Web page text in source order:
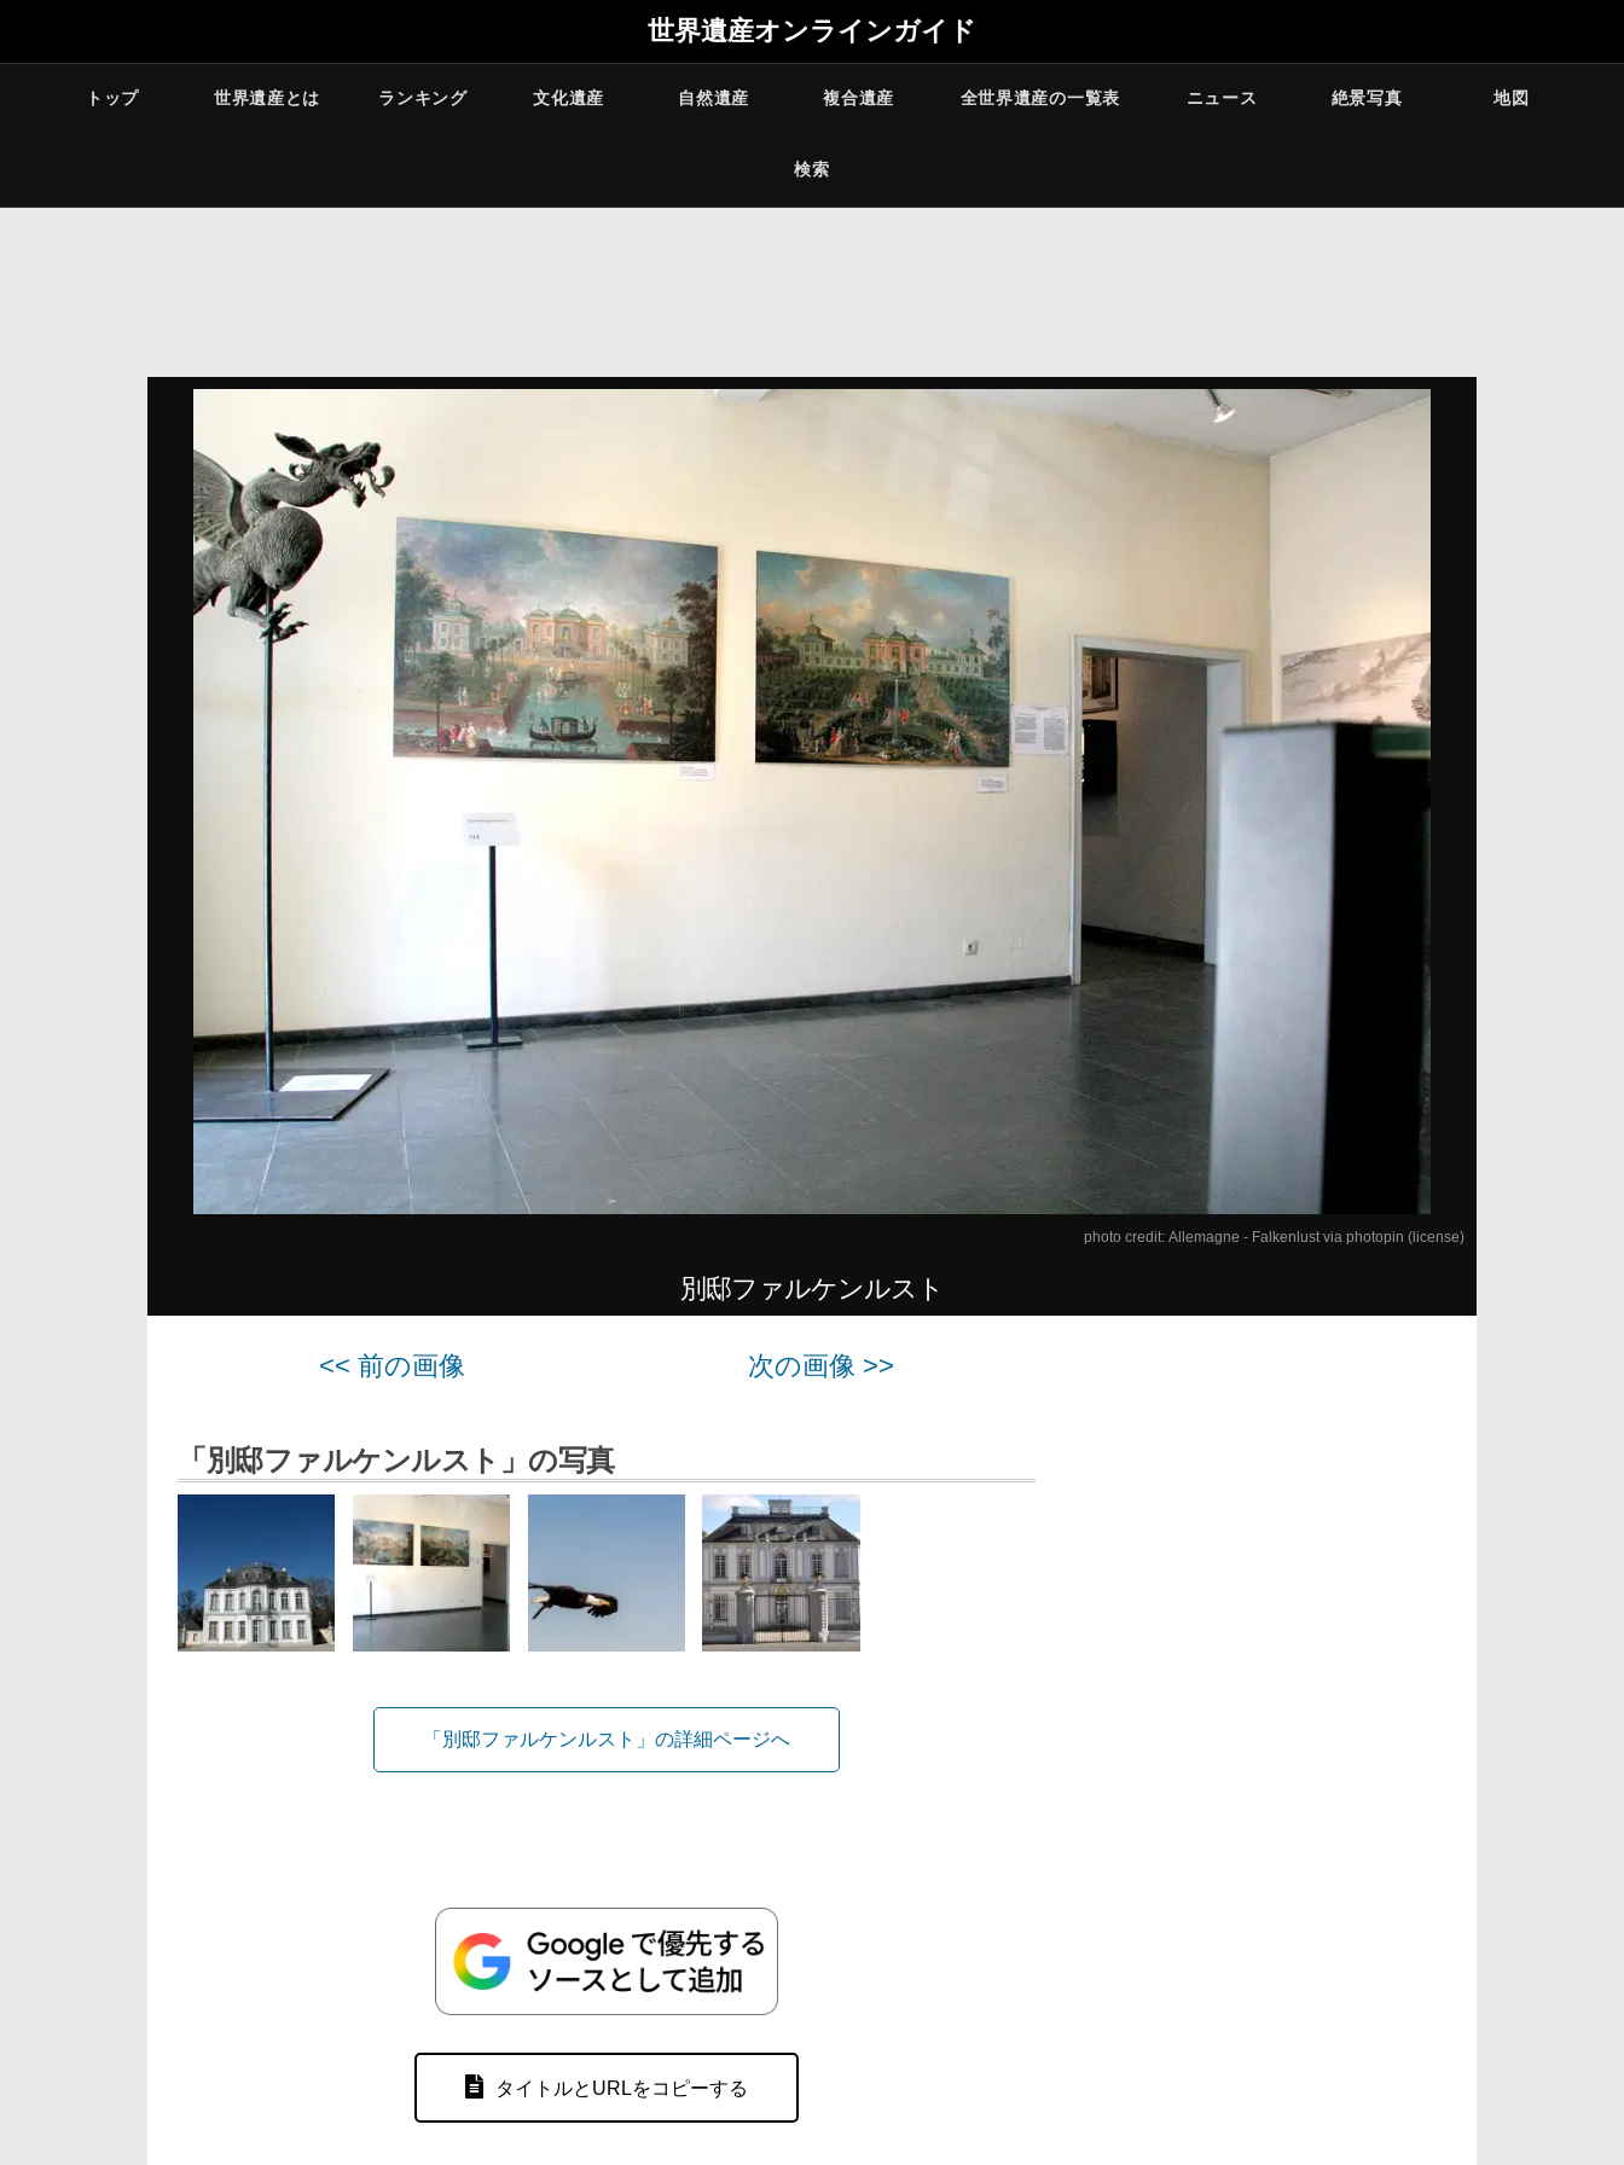
世界遺産オンラインガイド
トップ 世界遺産とは ランキング 文化遺産 自然遺産 複合遺産 全世界遺産の一覧表 ニュース 絶景写真 地図
検索
photo credit: Allemagne - Falkenlustvia photopin (license)
別邸ファルケンルスト
<< 前の画像 次の画像 >>
「別邸ファルケンルスト」の写真
「別邸ファルケンルスト」の詳細ページへ
タイトルとURLをコピーする